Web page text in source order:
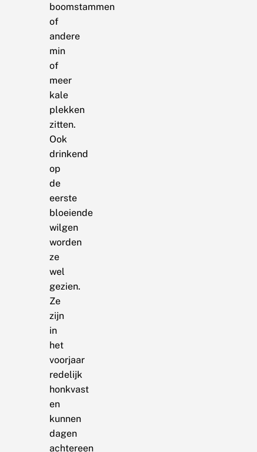
boomstammen
of
andere
min
of
meer
kale
plekken
zitten.
Ook
drinkend
op
de
eerste
bloeiende
wilgen
worden
ze
wel
gezien.
Ze
zijn
in
het
voorjaar
redelijk
honkvast
en
kunnen
dagen
achtereen